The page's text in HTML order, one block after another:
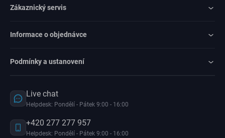
Zákaznický servis
Informace o objednávce
Podmínky a ustanovení
Live chat
Helpdesk: Pondělí - Pátek 9:00 - 16:00
+420 277 277 957
Helpdesk: Pondělí - Pátek 9:00 - 16:00